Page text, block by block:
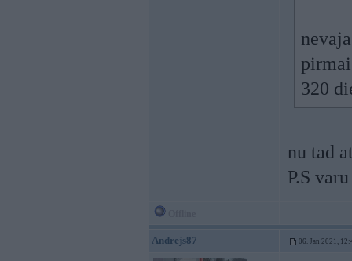
320
nu tad
P.S
Andrejs87 06. Jan 2021,